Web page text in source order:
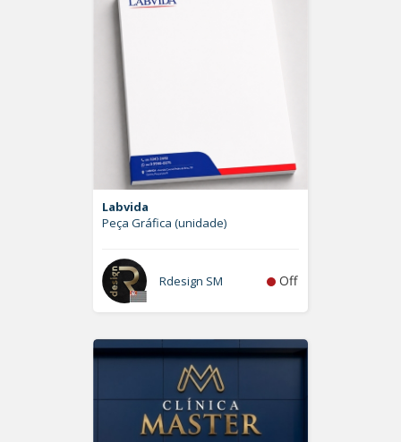
Labvida
Peça Gráfica (unidade)
Rdesign SM Off